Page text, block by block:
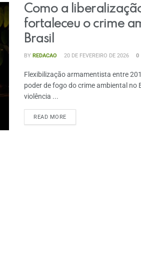
Como a
fortaleceu o crime
Brasil
BY REDACAO 20 DE FEVEREIRO DE 2026 0
Flexibilização armamentista entre
poder de fogo do crime ambiental no
violência ...
READ MORE